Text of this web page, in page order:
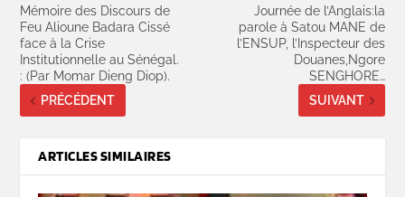
Mémoire des Discours de
Feu Alioune Badara Cissé
face à la Crise
Institutionnelle au Sénégal.
: (Par Momar Dieng Diop).
PRÉCÉDENT
Journée de l’Anglais:la
parole à Satou MANE de
l’ENSUP, l’Inspecteur des
Douanes,Ngore
SENGHORE…
SUIVANT
ARTICLES SIMILAIRES